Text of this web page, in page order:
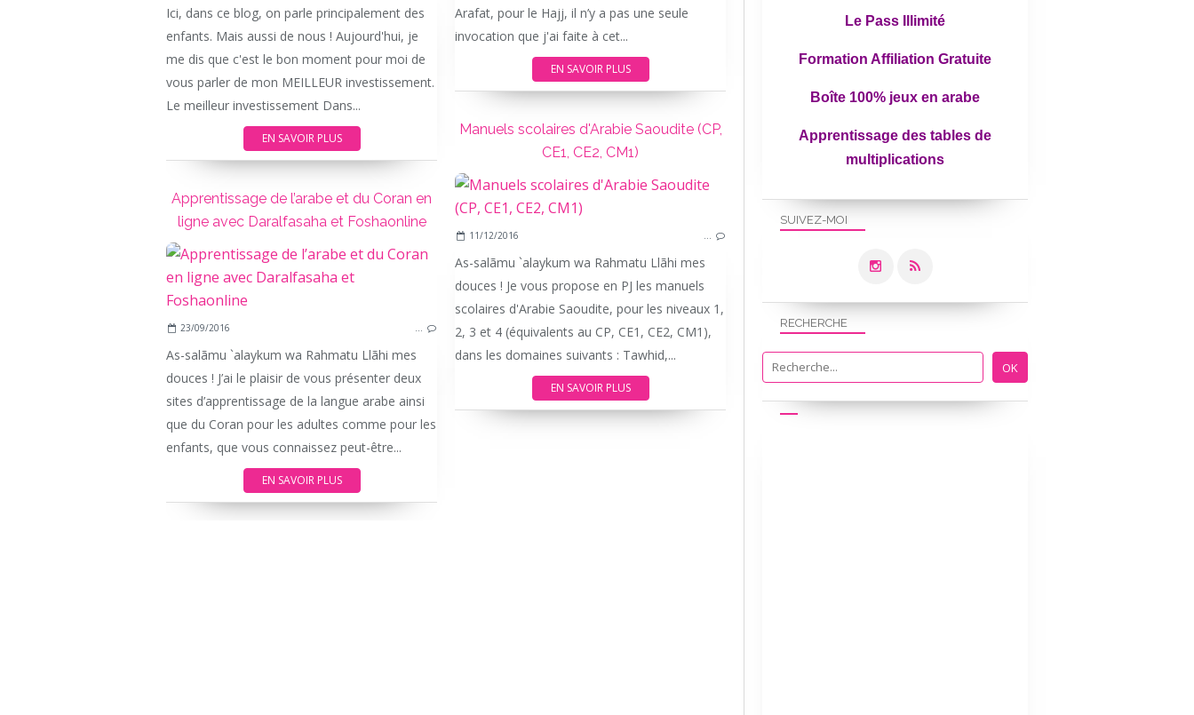
Ici, dans ce blog, on parle principalement des
enfants. Mais aussi de nous ! Aujourd'hui, je
me dis que c'est le bon moment pour moi de
vous parler de mon MEILLEUR investissement.
Le meilleur investissement Dans...
EN SAVOIR PLUS
Arafat, pour le Hajj, il n’y a pas une seule
invocation que j'ai faite à cet...
EN SAVOIR PLUS
Manuels scolaires d'Arabie Saoudite (CP,
CE1, CE2, CM1)
TAWHID
LES COULEURS
11/12/2016 …
As-salãmu `alaykum wa Rahmatu Llãhi mes
douces ! Je vous propose en PJ les manuels
scolaires d'Arabie Saoudite, pour les niveaux 1,
2, 3 et 4 (équivalents au CP, CE1, CE2, CM1),
dans les domaines suivants : Tawhid,...
EN SAVOIR PLUS
Apprentissage de l’arabe et du Coran en
ligne avec Daralfasaha et Foshaonline
ARABE
RELIGIEUX
TAJWEED
23/09/2016 …
As-salãmu `alaykum wa Rahmatu Llãhi mes
douces ! J’ai le plaisir de vous présenter deux
sites d’apprentissage de la langue arabe ainsi
que du Coran pour les adultes comme pour les
enfants, que vous connaissez peut-être...
EN SAVOIR PLUS
SUIVEZ-MOI
RECHERCHE
Le Pass Illimité
Formation Affiliation Gratuite
Boîte 100% jeux en arabe
Apprentissage des tables de
multiplications